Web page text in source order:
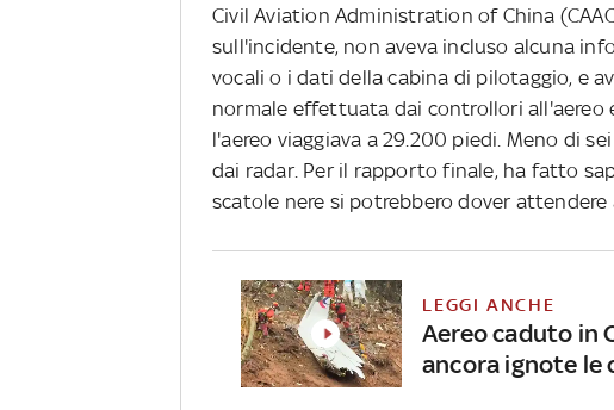
Civil Aviation Administration of China
sull'incidente, non aveva incluso alcuna
vocali o i dati della cabina di pilotaggio, e
normale effettuata dai controllori all'aereo
l'aereo viaggiava a 29.200 piedi. Meno di
dai radar. Per il rapporto finale, ha fatto
scatole nere si potrebbero dover attendere
LEGGI ANCHE
Aereo caduto in
ancora ignote le